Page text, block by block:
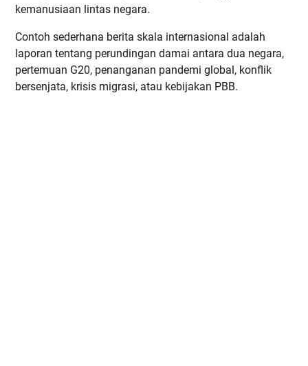
kemanusiaan lintas negara.
Contoh sederhana berita skala internasional adalah
laporan tentang perundingan damai antara dua negara,
pertemuan G20, penanganan pandemi global, konflik
bersenjata, krisis migrasi, atau kebijakan PBB.